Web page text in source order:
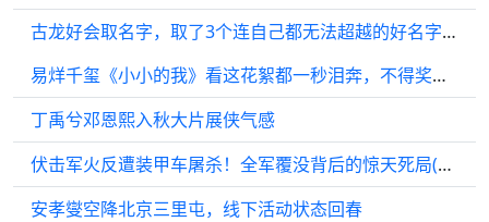
古龙好会取名字，取了3个连自己都无法超越的好名字，他们都是谁
易烊千玺《小小的我》看这花絮都一秒泪奔，不得奖真的说不过去，百花奖
丁禹兮邓恩熙入秋大片展侠气感
伏击军火反遭装甲车屠杀！全军覆没背后的惊天死局(20)
安孝燮空降北京三里屯，线下活动状态回春